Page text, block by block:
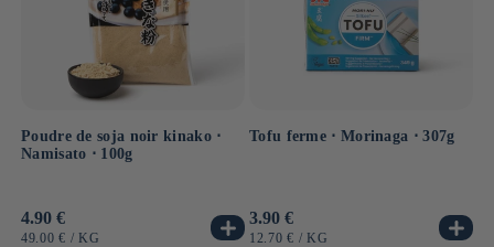
Poudre de soja noir kinako ⋅
Namisato ⋅ 100g
Prix
habituel
4.90 €
PRIX
49.00 € / PAR
KG
Tofu ferme ⋅ Morinaga ⋅ 307g
Prix
habituel
3.90 €
PRIX
12.70 € / PAR
KG